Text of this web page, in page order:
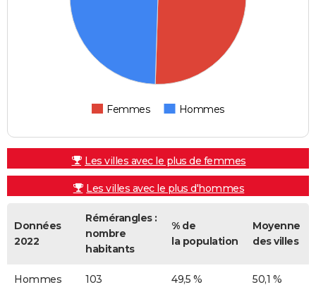
Femmes Hommes
Les villes avec le plus de femmes
Les villes avec le plus d'hommes
Données
2022
Rémérangles :
nombre
habitants
% de
la population
Moyenne
des villes
Hommes 103 49,5 % 50,1 %